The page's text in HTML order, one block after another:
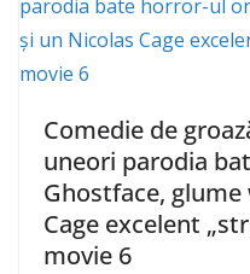
Comedie de
uneori parodia
Ghostface,
Cage excelent
movie 6